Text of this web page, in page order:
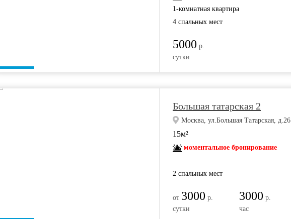
1-комнатная квартира
4 спальных мест
5000 р.
сутки
Большая татарская 2
Москва, ул.Большая Татарская, д.26
15м²
моментальное бронирование
2 спальных мест
от 3000 р.
сутки
3000 р.
час